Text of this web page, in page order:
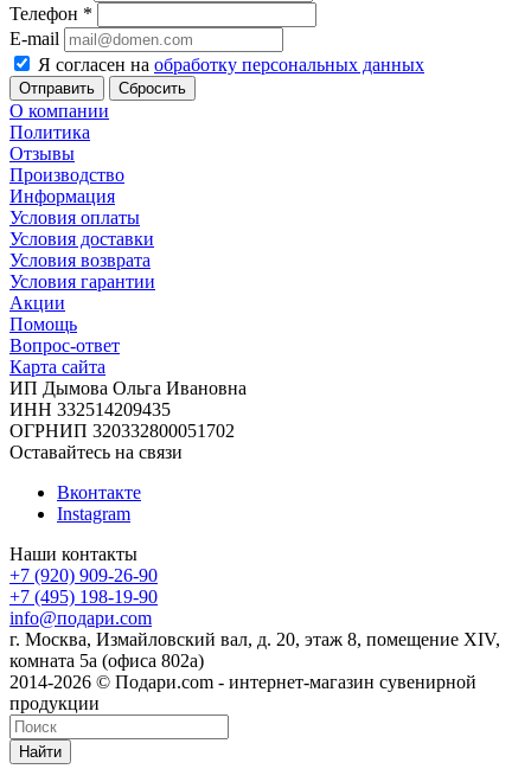
Телефон *
E-mail
Я согласен на обработку персональных данных
Сбросить
О компании
Политика
Отзывы
Производство
Информация
Условия оплаты
Условия доставки
Условия возврата
Условия гарантии
Акции
Помощь
Вопрос-ответ
Карта сайта
ИП Дымова Ольга Ивановна
ИНН 332514209435
ОГРНИП 320332800051702
Оставайтесь на связи
Вконтакте
Instagram
Наши контакты
+7 (920) 909-26-90
+7 (495) 198-19-90
info@подари.com
г. Москва, Измайловский вал, д. 20, этаж 8, помещение XIV,
комната 5а (офиса 802а)
2014-2026 © Подари.com - интернет-магазин сувенирной
продукции
Найти